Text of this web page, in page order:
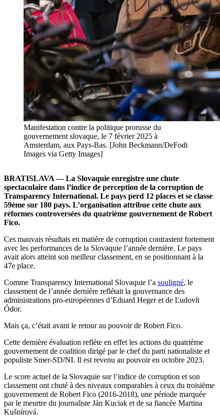
Manifestation contre la politique prorusse du
gouvernement slovaque, le 7 février 2025 à
Amsterdam, aux Pays-Bas. [John Beckmann/DeFodi
Images via Getty Images]
BRATISLAVA — La Slovaquie enregistre une chute
spectaculaire dans l’indice de perception de la corruption de
Transparency International. Le pays perd 12 places et se classe
59ème sur 180 pays. L’organisation attribue cette chute aux
réformes controversées du quatrième gouvernement de Robert
Fico.
Ces mauvais résultats en matière de corruption contrastent fortement
avec les performances de la Slovaquie l’année dernière. Le pays
avait alors atteint son meilleur classement, en se positionnant à la
47e place.
Comme Transparency International Slovaquie l’a souligné, le
classement de l’année dernière reflétait la gouvernance des
administrations pro-européennes d’Eduard Heger et de Ľudovít
Ódor.
Mais ça, c’était avant le retour au pouvoir de Robert Fico.
Cette dernière évaluation reflète en effet les actions du quatrième
gouvernement de coalition dirigé par le chef du parti nationaliste et
populiste Smer-SD/NI. Il est revenu au pouvoir en octobre 2023.
Le score actuel de la Slovaquie sur l’indice de corruption et son
classement ont chuté à des niveaux comparables à ceux du troisième
gouvernement de Robert Fico (2016-2018), une période marquée
par le meurtre du journaliste Ján Kuciak et de sa fiancée Martina
Kušnírová.